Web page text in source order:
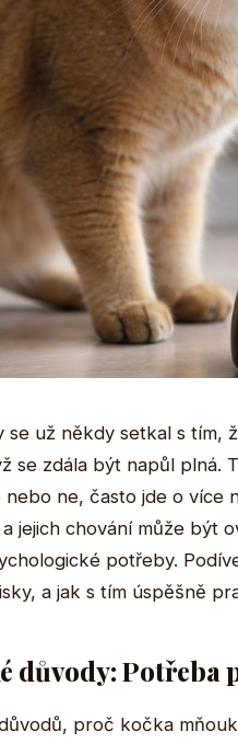
se už někdy setkal s tím,
se zdála být napůl plná.
ne, často jde o více
jejich chování může být
potřeby.
a jak s tím úspěšně
důvody: Potřeba
proč kočka